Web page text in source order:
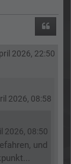
2026, 22:50
2026, 08:58
2026, 08:50
und